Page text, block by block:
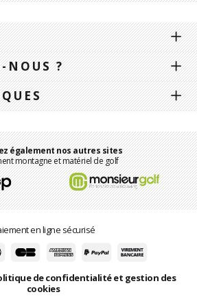
NOUS ?
également nos autres sites
montagne et matériel de golf
en ligne sécurisé
de confidentialité et gestion des
cookies